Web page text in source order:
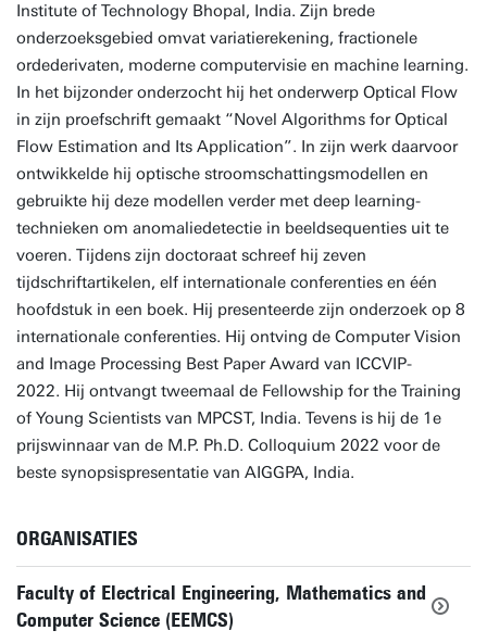
Institute of Technology Bhopal, India. Zijn brede
onderzoeksgebied omvat variatierekening, fractionele
ordederivaten, moderne computervisie en machine learning.
In het bijzonder onderzocht hij het onderwerp Optical Flow
in zijn proefschrift gemaakt “Novel Algorithms for Optical
Flow Estimation and Its Application”. In zijn werk daarvoor
ontwikkelde hij optische stroomschattingsmodellen en
gebruikte hij deze modellen verder met deep learning-
technieken om anomaliedetectie in beeldsequenties uit te
voeren. Tijdens zijn doctoraat schreef hij zeven
tijdschriftartikelen, elf internationale conferenties en één
hoofdstuk in een boek. Hij presenteerde zijn onderzoek op 8
internationale conferenties. Hij ontving de Computer Vision
and Image Processing Best Paper Award van ICCVIP-
2022. Hij ontvangt tweemaal de Fellowship for the Training
of Young Scientists van MPCST, India. Tevens is hij de 1e
prijswinnaar van de M.P. Ph.D. Colloquium 2022 voor de
beste synopsispresentatie van AIGGPA, India.
ORGANISATIES
Faculty of Electrical Engineering, Mathematics and
Computer Science (EEMCS)